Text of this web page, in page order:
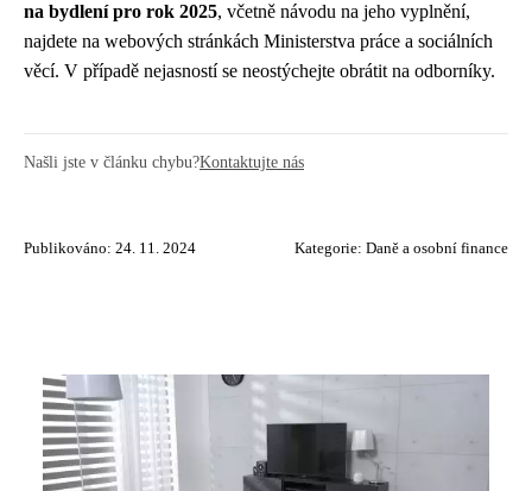
na bydlení pro rok 2025, včetně návodu na jeho vyplnění,
najdete na webových stránkách Ministerstva práce a sociálních
věcí. V případě nejasností se neostýchejte obrátit na odborníky.
Našli jste v článku chybu?Kontaktujte nás
Publikováno: 24. 11. 2024 Kategorie: Daně a osobní finance